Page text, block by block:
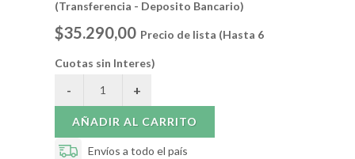
(Transferencia - Deposito Bancario)
$35.290,00 Precio de lista (Hasta 6
Cuotas sin Interes)
AÑADIR AL CARRITO
Envíos a todo el país